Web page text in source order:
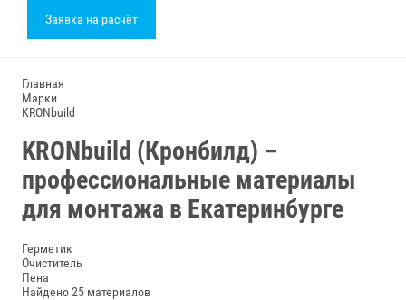
Заявка на расчёт
Главная
Марки
KRONbuild
KRONbuild (Кронбилд) –
профессиональные материалы
для монтажа в Екатеринбурге
Герметик
Очиститель
Пена
Найдено 25 материалов